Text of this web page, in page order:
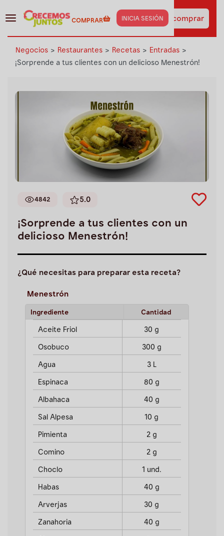
COMPRAR INICIA SESIÓN
¡Haz clic aquí y obtén los
insumos de esta receta
al instante!
Ir a comprar
Negocios > Restaurantes > Recetas > Entradas >
¡Sorprende a tus clientes con un delicioso Menestrón!
4842 5.0
¡Sorprende a tus clientes con un
delicioso Menestrón!
¿Qué necesitas para preparar esta receta?
Menestrón
Ingrediente Cantidad
Aceite Friol 30 g
Osobuco 300 g
Agua 3 L
Espinaca 80 g
Albahaca 40 g
Sal Alpesa 10 g
Pimienta 2 g
Comino 2 g
Choclo 1 und.
Habas 40 g
Arverjas 30 g
Zanahoria 40 g